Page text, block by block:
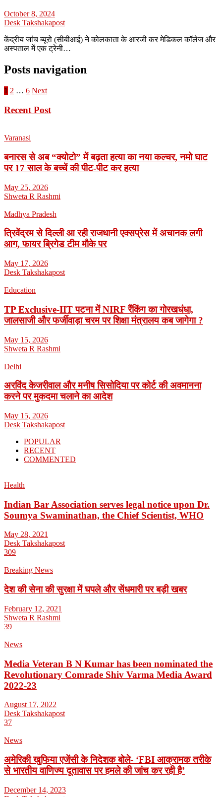
October 8, 2024
Desk Takshakapost
केंद्रीय जांच ब्यूरो (सीबीआई) ने कोलकाता के आरजी कर मेडिकल कॉलेज और
अस्पताल में एक ट्रेनी…
Posts navigation
1 2 … 6 Next
Recent Post
Varanasi
बनारस से अब “क्योटो” में बढ़ता हत्या का नया कल्चर, नमो घाट
पर 17 साल के बच्चें की पीट-पीट कर हत्या
May 25, 2026
Shweta R Rashmi
Madhya Pradesh
त्रिवेंद्रम से दिल्ली आ रही राजधानी एक्सप्रेस में अचानक लगी
आग, फायर ब्रिगेड टीम मौके पर
May 17, 2026
Desk Takshakapost
Education
TP Exclusive-IIT पटना में NIRF रैंकिंग का गोरखधंधा,
जालसाजी और फर्जीवाड़ा चरम पर शिक्षा मंत्रालय कब जागेगा ?
May 15, 2026
Shweta R Rashmi
Delhi
अरविंद केजरीवाल और मनीष सिसोदिया पर कोर्ट की अवमानना
करने पर मुकदमा चलाने का आदेश
May 15, 2026
Desk Takshakapost
POPULAR
RECENT
COMMENTED
Health
Indian Bar Association serves legal notice upon Dr.
Soumya Swaminathan, the Chief Scientist, WHO
May 28, 2021
Desk Takshakapost
309
Breaking News
देश की सेना की सुरक्षा में घपले और सेंधमारी पर बड़ी खबर
February 12, 2021
Shweta R Rashmi
39
News
Media Veteran B N Kumar has been nominated the
Revolutionary Comrade Shiv Varma Media Award
2022-23
August 17, 2022
Desk Takshakapost
37
News
अमेरिकी खुफिया एजेंसी के निदेशक बोले- ‘FBI आक्रामक तरीके
से भारतीय वाणिज्य दूतावास पर हमले की जांच कर रही है’
December 14, 2023